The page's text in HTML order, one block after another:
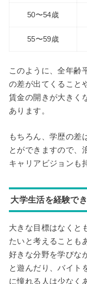
50〜54歳
55〜59歳
このように、全年齢
の差が出てくること
賃金の開きが大きく
あります。
もちろん、学歴の差
とができますので、
キャリアビジョンも
大学生活を経験で
大きな目標はなくと
たいと考えることも
好きな分野を学びな
と遊んだり、バイト
に憧れる人は少なく